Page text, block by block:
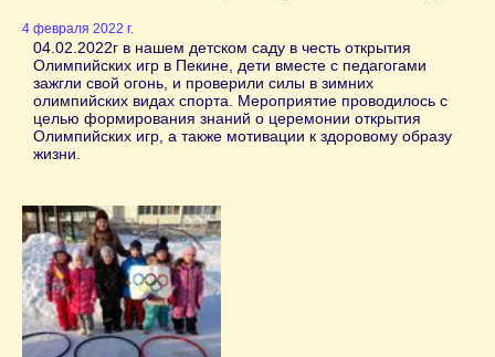
4 февраля 2022 г.
04.02.2022г в нашем детском саду в честь открытия
Олимпийских игр в Пекине, дети вместе с педагогами
зажгли свой огонь, и проверили силы в зимних
олимпийских видах спорта. Мероприятие проводилось с
целью формирования знаний о церемонии открытия
Олимпийских игр, а также мотивации к здоровому образу
жизни.